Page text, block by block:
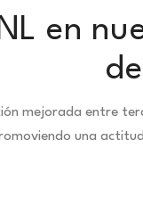
en
mejorada entre
una